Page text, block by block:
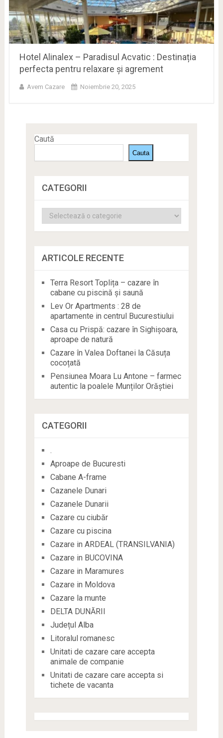
Hotel Alinalex – Paradisul Acvatic : Destinația
perfecta pentru relaxare și agrement
Avem Cazare Noiembrie 20, 2025
Caută
Cauta
CATEGORII
Categorii
ARTICOLE RECENTE
Terra Resort Toplița – cazare în
cabane cu piscină și saună
Lev Or Apartments : 28 de
apartamente in centrul Bucurestiului
Casa cu Prispă: cazare în Sighișoara,
aproape de natură
Cazare în Valea Doftanei la Căsuța
cocoțată
Pensiunea Moara Lu Antone – farmec
autentic la poalele Munților Orăștiei
CATEGORII
.
Aproape de Bucuresti
Cabane A-frame
Cazanele Dunari
Cazanele Dunarii
Cazare cu ciubăr
Cazare cu piscina
Cazare in ARDEAL (TRANSILVANIA)
Cazare in BUCOVINA
Cazare in Maramures
Cazare in Moldova
Cazare la munte
DELTA DUNĂRII
Județul Alba
Litoralul romanesc
Unitati de cazare care accepta
animale de companie
Unitati de cazare care accepta si
tichete de vacanta